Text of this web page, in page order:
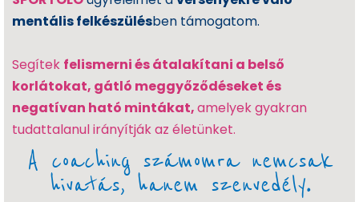
mentális felkészülésben támogatom.
Segítek felismerni és átalakítani a belső
korlátokat, gátló meggyőződéseket és
negatívan ható mintákat,amelyek gyakran
tudattalanul irányítják az életünket.
A coaching számomra nemcsak
hivatás, hanem szenvedély.